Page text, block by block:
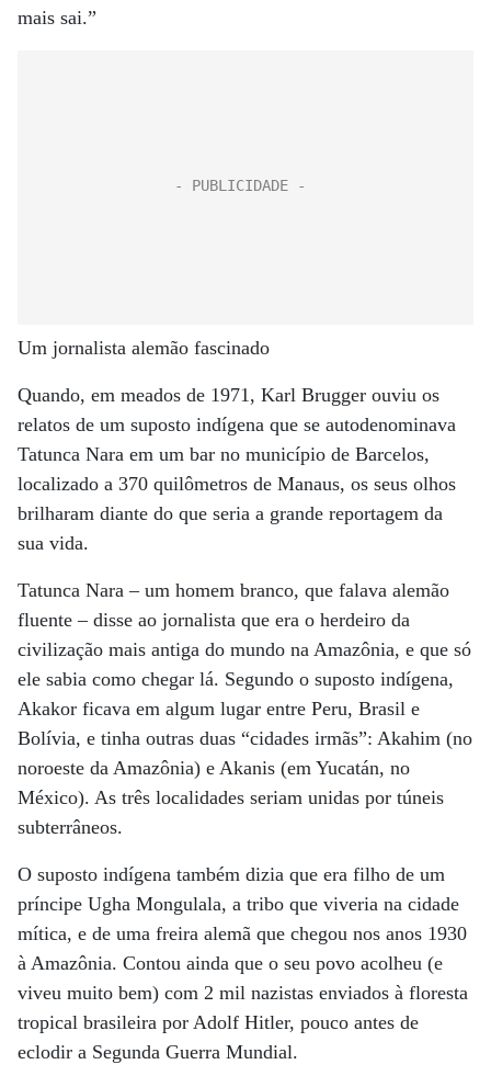
mais sai.”
Um jornalista alemão fascinado
Quando, em meados de 1971, Karl Brugger ouviu os
relatos de um suposto indígena que se autodenominava
Tatunca Nara em um bar no município de Barcelos,
localizado a 370 quilômetros de Manaus, os seus olhos
brilharam diante do que seria a grande reportagem da
sua vida.
Tatunca Nara – um homem branco, que falava alemão
fluente – disse ao jornalista que era o herdeiro da
civilização mais antiga do mundo na Amazônia, e que só
ele sabia como chegar lá. Segundo o suposto indígena,
Akakor ficava em algum lugar entre Peru, Brasil e
Bolívia, e tinha outras duas “cidades irmãs”: Akahim (no
noroeste da Amazônia) e Akanis (em Yucatán, no
México). As três localidades seriam unidas por túneis
subterrâneos.
O suposto indígena também dizia que era filho de um
príncipe Ugha Mongulala, a tribo que viveria na cidade
mítica, e de uma freira alemã que chegou nos anos 1930
à Amazônia. Contou ainda que o seu povo acolheu (e
viveu muito bem) com 2 mil nazistas enviados à floresta
tropical brasileira por Adolf Hitler, pouco antes de
eclodir a Segunda Guerra Mundial.